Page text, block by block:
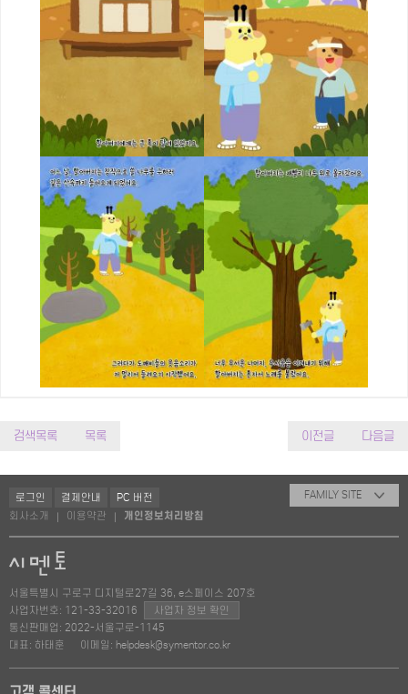
검색목록 목록 이전글 다음글
로그인 결제안내
PC 버전
회사소개
이용약관 개인정보처리방침
FAMILY SITE
서울특별시 구로구 디지털로27길 36, e스페이스 207호
사업자번호: 121-33-32016
사업자 정보 확인
통신판매업: 2022-서울구로-1145
대표: 하태훈
이메일: helpdesk@symentor.co.kr